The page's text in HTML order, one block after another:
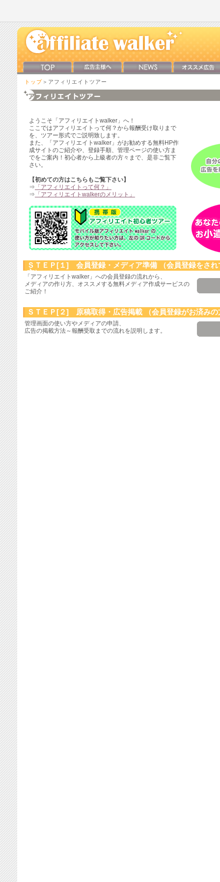
トップ ＞アフィリエイトツアー
ようこそ「アフィリエイトwalker」へ！
ここではアフィリエイトって何？から報酬受け取りまで
を、ツアー形式でご説明致します。
また、「アフィリエイトwalker」がお勧めする無料HP作
成サイトのご紹介や、登録手順、管理ページの使い方ま
でをご案内！初心者から上級者の方々まで、是非ご覧下
さい。
【初めての方はこちらもご覧下さい】
⇒ 「アフィリエイトって何？」
⇒ 「アフィリエイトwalkerのメリット」
ＳＴＥＰ[１] 会員登録・メディア準備
（会員登録をさ
方）
「アフィリエイトwalker」への会員登録の流れから、
メディアの作り方、オススメする無料メディア作成サービスの
ご紹介！
ＳＴＥＰ[２] 原稿取得・広告掲載 （会員登録がお済み
管理画面の使い方やメディアの申請、
広告の掲載方法～報酬受取までの流れを説明します。